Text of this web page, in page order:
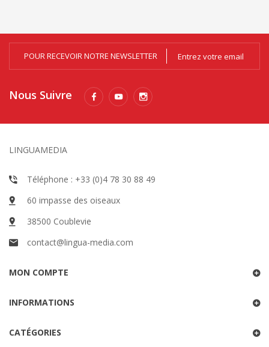
POUR RECEVOIR NOTRE NEWSLETTER
Nous Suivre
LINGUAMEDIA
Téléphone : +33 (0)4 78 30 88 49
60 impasse des oiseaux
38500 Coublevie
contact@lingua-media.com
MON COMPTE
INFORMATIONS
CATÉGORIES